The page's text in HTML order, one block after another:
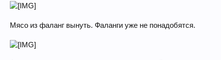
Мясо из фаланг вынуть. Фаланги уже не понадобятся.